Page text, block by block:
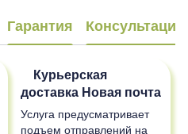
Гарантия Консультация
Курьерская
доставка Новая почта
Услуга предусматривает
подъем отправлений на